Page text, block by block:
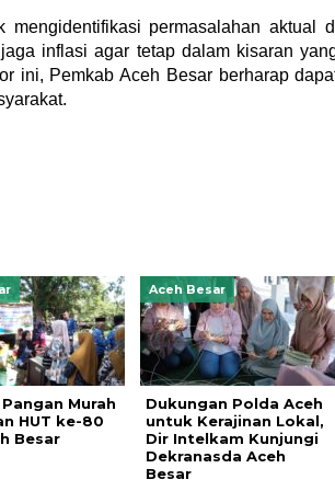
permasalahan aktual
inflasi agar tetap dalam kisaran
ini, Pemkab Aceh Besar berharap
Murah
HUT ke-80
Besar
Aceh Besar
Dukungan Polda Aceh
untuk Kerajinan Lokal,
Dir Intelkam Kunjungi
Dekranasda Aceh
Besar